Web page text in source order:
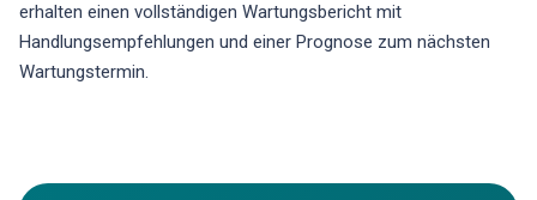
erhalten einen vollständigen Wartungsbericht mit
Handlungsempfehlungen und einer Prognose zum nächsten
Wartungstermin.